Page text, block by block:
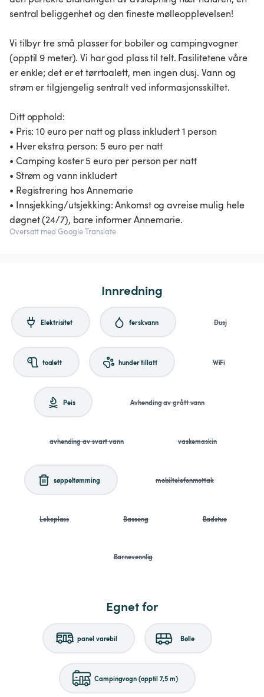
sentral beliggenhet og den fineste mølleopplevelsen!
Vi tilbyr tre små plasser for bobiler og campingvogner
(opptil 9 meter). Vi har god plass til telt. Fasilitetene våre
er enkle; det er et tørrtoalett, men ingen dusj. Vann og
strøm er tilgjengelig sentralt ved informasjonsskiltet.
Ditt opphold:
• Pris: 10 euro per natt og plass inkludert 1 person
• Hver ekstra person: 5 euro per natt
• Camping koster 5 euro per person per natt
• Strøm og vann inkludert
• Registrering hos Annemarie
• Innsjekking/utsjekking: Ankomst og avreise mulig hele
døgnet (24/7), bare informer Annemarie.
Oversatt med Google Translate
Innredning
Elektrisitet ferskvann Dusj
toalett hunder tillatt WiFi
Peis Avhending av grått vann
avhending av svart vann vaskemaskin
søppeltømming mobiltelefonmottak
Lekeplass Basseng Badstue
Barnevennlig
Egnet for
panel varebil Bølle
Campingvogn (opptil 7,5 m)